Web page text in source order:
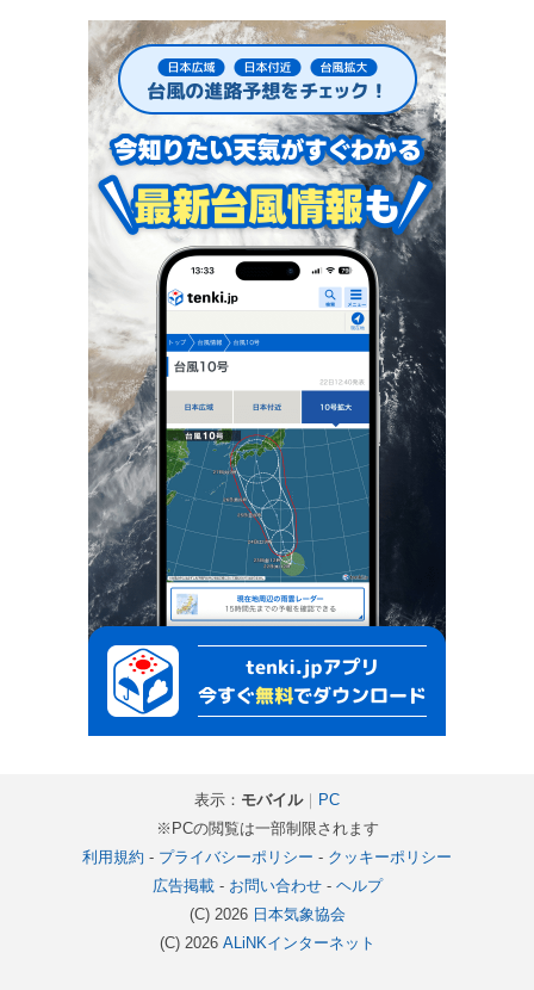
表示： モバイル｜ PC
※PCの閲覧は一部制限されます
利用規約 - プライバシーポリシー - クッキーポリシー
広告掲載- お問い合わせ- ヘルプ
(C) 2026 日本気象協会
(C) 2026 ALiNKインターネット